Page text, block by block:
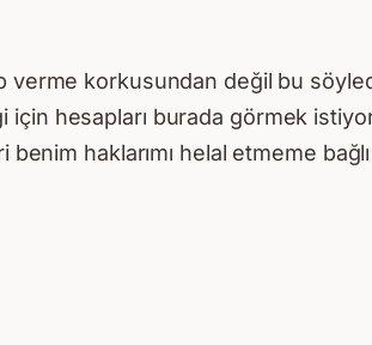
verme korkusundan değil bu
için hesapları burada görmek
haklarımı helal etmeme